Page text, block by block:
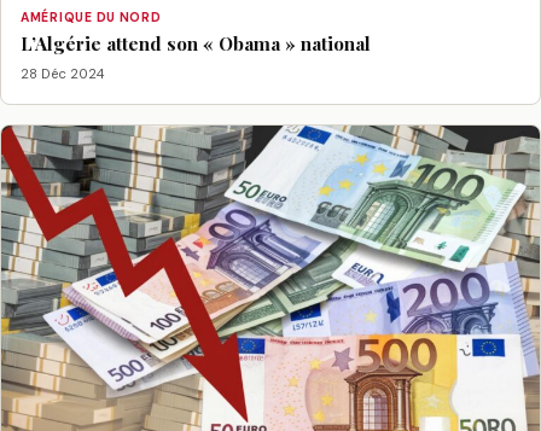
AMÉRIQUE DU NORD
L’Algérie attend son « Obama » national
28 Déc 2024